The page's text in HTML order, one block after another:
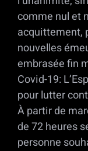
comme nul et
acquittement,
nouvelles
embrasée fin
Covid-19:
pour lutter
À partir de
de 72 heures
personne